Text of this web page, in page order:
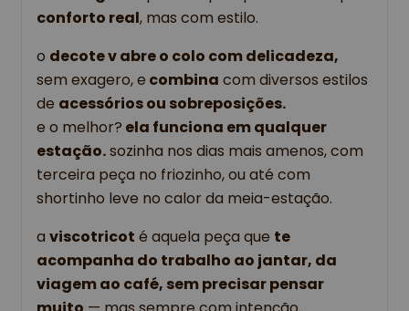
conforto real, mas com estilo.
o decote v abre o colo com delicadeza,
sem exagero, e combina com diversos estilos
de acessórios ou sobreposições.
e o melhor? ela funciona em qualquer
estação.sozinha nos dias mais amenos, com
terceira peça no friozinho, ou até com
shortinho leve no calor da meia-estação.
a viscotricot é aquela peça que te
acompanha do trabalho ao jantar, da
viagem ao café, sem precisar pensar